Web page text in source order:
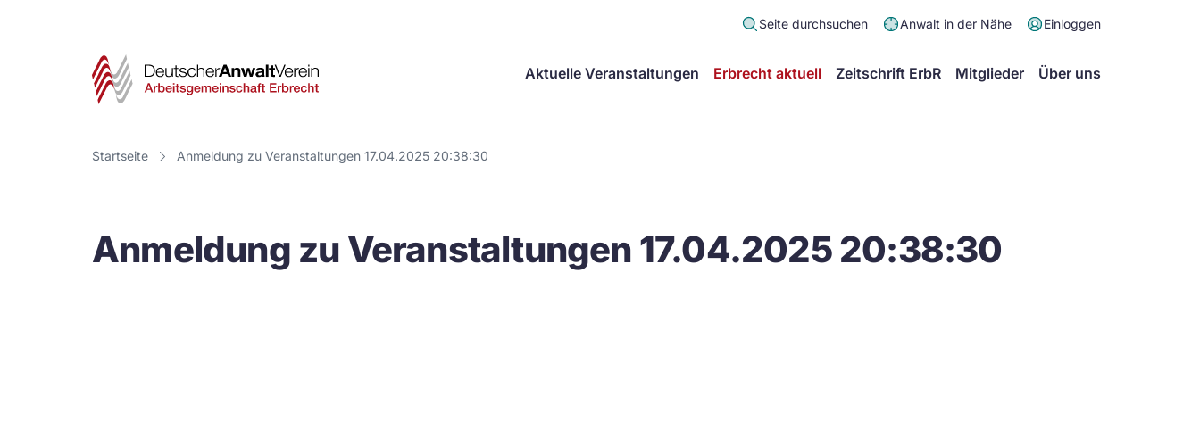
Seite durchsuchen Anwalt in der Nähe Einloggen
Deutscher
Verein
Arbeitsgemeinschaft
Aktuelle Veranstaltungen Erbrecht aktuell Zeitschrift ErbR Mitglieder Über uns
Startseite Anmeldung zu Veranstaltungen 17.04.2025 20:38:30
Anmeldung zu Veranstaltungen 17.04.2025 20:38:30